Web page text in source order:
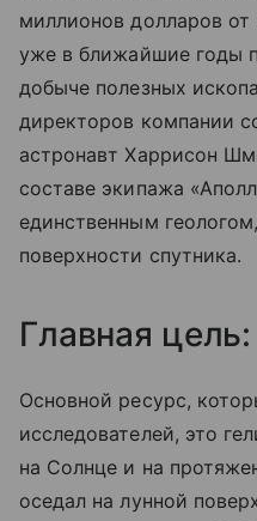
миллионов долларов от
уже в ближайшие годы
добыче полезных
директоров компании
астронавт Харрисон
составе экипажа
единственным
поверхности спутника.
Главная
Основной ресурс,
исследователей, это
на Солнце и на
оседал на лунной